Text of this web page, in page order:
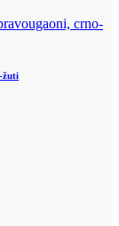
žuti